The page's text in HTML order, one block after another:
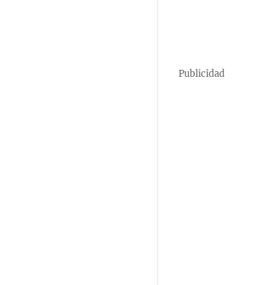
Publicidad